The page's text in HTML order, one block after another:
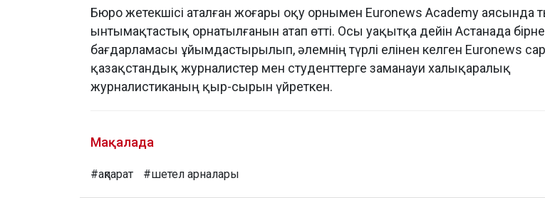
Бюро жетекшісі аталған жоғары оқу орнымен Euronews Academy аясында
ынтымақтастық орнатылғанын атап өтті. Осы уақытқа дейін Астанада
бағдарламасы ұйымдастырылып, әлемнің түрлі елінен келген Euronews
қазақстандық журналистер мен студенттерге заманауи халықаралық
журналистиканың қыр-сырын үйреткен.
Мақалада
#ақпарат #шетел арналары